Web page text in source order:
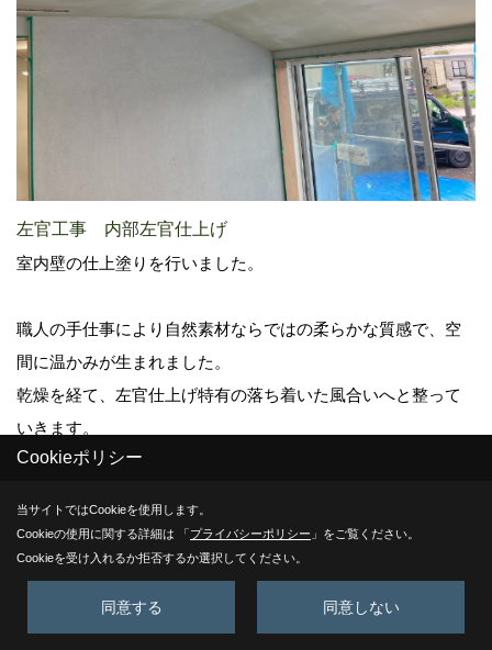
左官工事 内部左官仕上げ
室内壁の仕上塗りを行いました。
職人の手仕事により自然素材ならではの柔らかな質感で、空
間に温かみが生まれました。
乾燥を経て、左官仕上げ特有の落ち着いた風合いへと整って
いきます。
22. 2026年04月21日
Cookieポリシー
当サイトではCookieを使用します。
Cookieの使用に関する詳細は 「プライバシーポリシー 」をご覧ください。
Cookieを受け入れるか拒否するか選択してください。
同意する 同意しない